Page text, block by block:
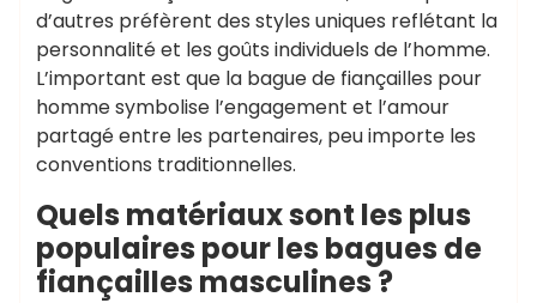
d’autres préfèrent des styles uniques reflétant la
personnalité et les goûts individuels de l’homme.
L’important est que la bague de fiançailles pour
homme symbolise l’engagement et l’amour
partagé entre les partenaires, peu importe les
conventions traditionnelles.
Quels matériaux sont les plus
populaires pour les bagues de
fiançailles masculines ?